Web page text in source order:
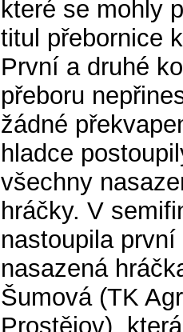
které se mohly
titul přebornice
První a druhé
přeboru
žádné
hladce
všechny
hráčky. V
nastoupila první
nasazená
Šumová (TK
Prostějov),